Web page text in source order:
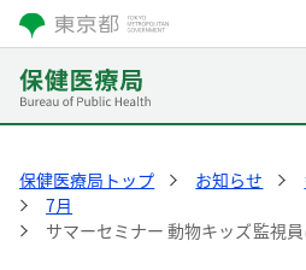
保健医療局トップ お知らせ
7月
サマーセミナー 動物キッズ監視